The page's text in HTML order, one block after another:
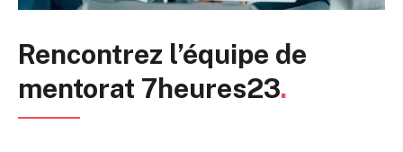
Rencontrez l’équipe de
mentorat 7heures23.